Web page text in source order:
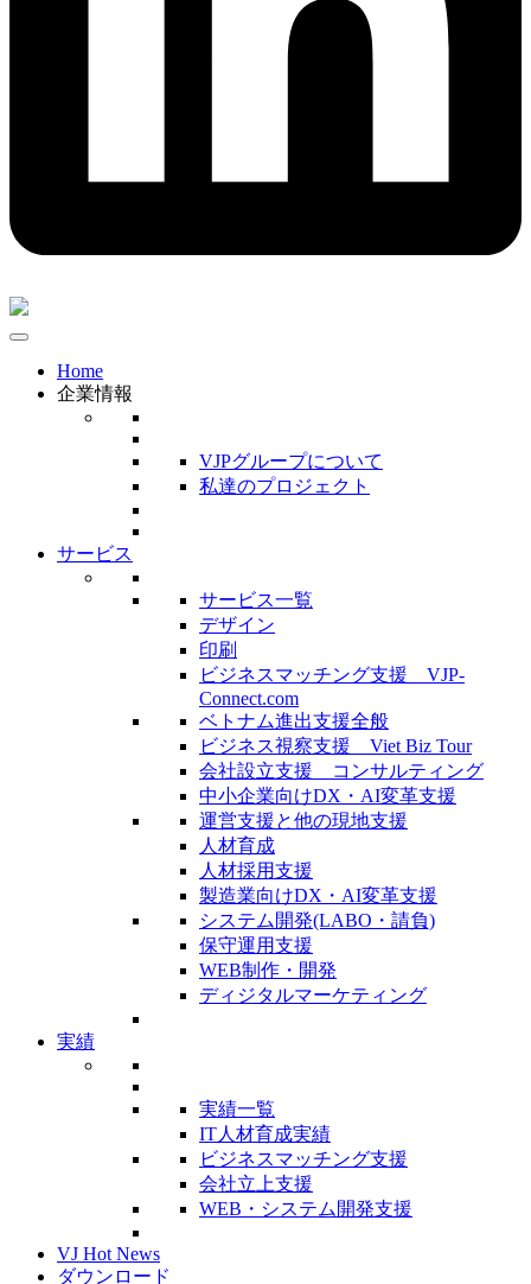
Home
企業情報
VJPグループについて
私達のプロジェクト
サービス
サービス一覧
デザイン
印刷
ビジネスマッチング支援 VJP-
Connect.com
ベトナム進出支援全般
ビジネス視察支援 Viet Biz Tour
会社設立支援 コンサルティング
中小企業向けDX・AI変革支援
運営支援と他の現地支援
人材育成
人材採用支援
製造業向けDX・AI変革支援
システム開発(LABO・請負)
保守運用支援
WEB制作・開発
ディジタルマーケティング
実績
実績一覧
IT人材育成実績
ビジネスマッチング支援
会社立上支援
WEB・システム開発支援
VJ Hot News
ダウンロード